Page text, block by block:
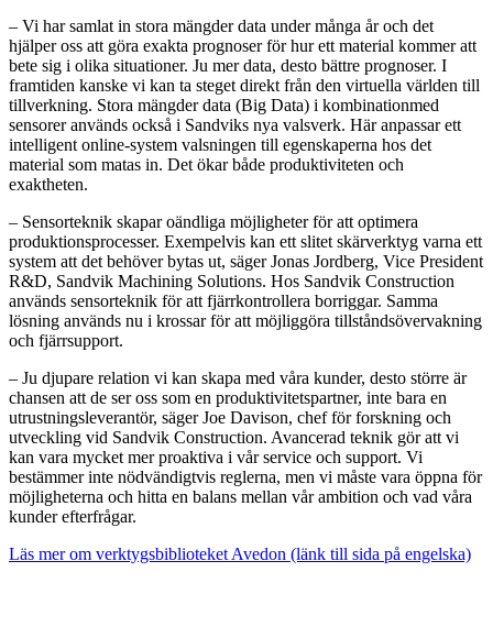
– Vi har samlat in stora mängder data under många år och det
hjälper oss att göra exakta prognoser för hur ett material kommer att
bete sig i olika situationer. Ju mer data, desto bättre prognoser. I
framtiden kanske vi kan ta steget direkt från den virtuella världen till
tillverkning. Stora mängder data (Big Data) i kombinationmed
sensorer används också i Sandviks nya valsverk. Här anpassar ett
intelligent online-system valsningen till egenskaperna hos det
material som matas in. Det ökar både produktiviteten och
exaktheten.
– Sensorteknik skapar oändliga möjligheter för att optimera
produktionsprocesser. Exempelvis kan ett slitet skärverktyg varna ett
system att det behöver bytas ut, säger Jonas Jordberg, Vice President
R&D, Sandvik Machining Solutions. Hos Sandvik Construction
används sensorteknik för att fjärrkontrollera borriggar. Samma
lösning används nu i krossar för att möjliggöra tillståndsövervakning
och fjärrsupport.
– Ju djupare relation vi kan skapa med våra kunder, desto större är
chansen att de ser oss som en produktivitetspartner, inte bara en
utrustningsleverantör, säger Joe Davison, chef för forskning och
utveckling vid Sandvik Construction. Avancerad teknik gör att vi
kan vara mycket mer proaktiva i vår service och support. Vi
bestämmer inte nödvändigtvis reglerna, men vi måste vara öppna för
möjligheterna och hitta en balans mellan vår ambition och vad våra
kunder efterfrågar.
Läs mer om verktygsbiblioteket Avedon (länk till sida på engelska)